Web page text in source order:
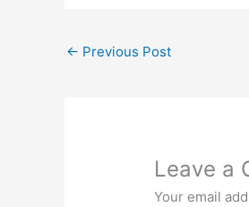
← Previous Post
Leave a
Your email